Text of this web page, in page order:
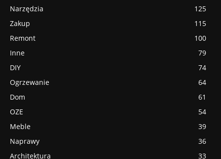
Narzędzia
125
Zakup
115
Remont
100
Inne
79
DIY
74
Ogrzewanie
64
Dom
61
OZE
54
Meble
39
Naprawy
36
Architektura
33